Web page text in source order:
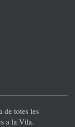
de totes les
a la Vila.